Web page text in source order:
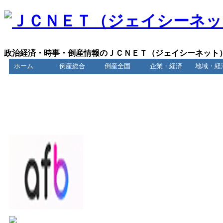
政治経済・時事・倒産情報のＪＣＮＥＴ（ジェイシーネット）
ホーム 倒産総合 倒産全国 企業・経済 地域・経